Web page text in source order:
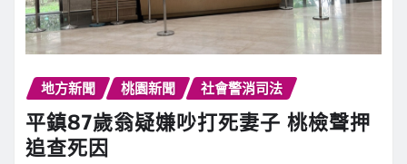
地方新聞 桃園新聞 社會警消司法
平鎮87歲翁疑嫌吵打死妻子 桃檢聲押
追查死因